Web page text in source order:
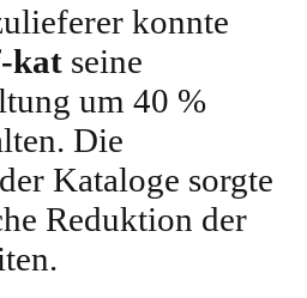
konnte
kat seine
um 40 %
Die
Kataloge sorgte
Reduktion der